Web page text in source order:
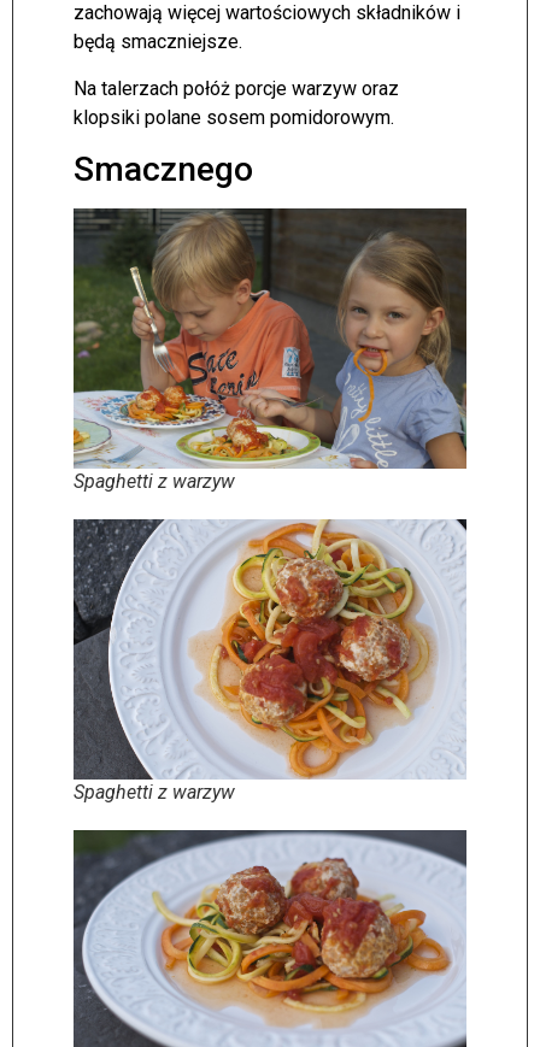
zachowają więcej wartościowych składników i
będą smaczniejsze.
Na talerzach połóż porcje warzyw oraz
klopsiki polane sosem pomidorowym.
Smacznego
Spaghetti z warzyw
Spaghetti z warzyw